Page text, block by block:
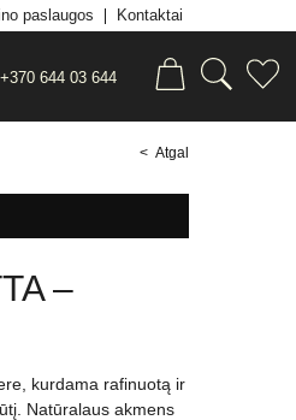
paslaugos Kontaktai
+370 644 03 644
< Atgal
–
kurdama rafinuotą ir
Natūralaus akmens